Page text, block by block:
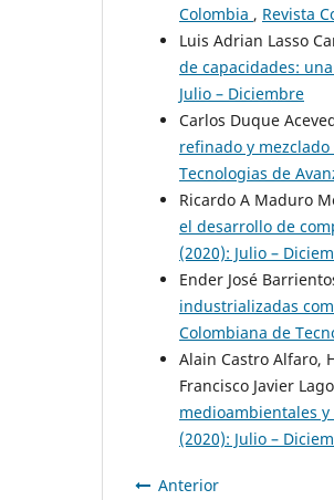
Colombia , Revista
Luis Adrian Lasso
de capacidades:
Julio – Diciembre
Carlos Duque
refinado y
Tecnologias de
Ricardo A Maduro
el desarrollo de
(2020): Julio –
Ender José
industrializadas
Colombiana de
Alain Castro Alfaro,
Francisco Javier
medioambientales
(2020): Julio –
Anterior